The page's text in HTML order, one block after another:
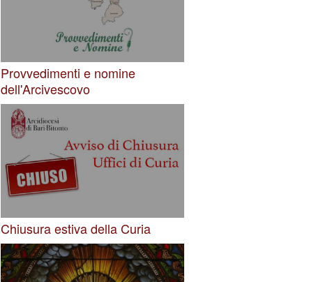
Provvedimenti e nomine
dell'Arcivescovo
Chiusura estiva della Curia